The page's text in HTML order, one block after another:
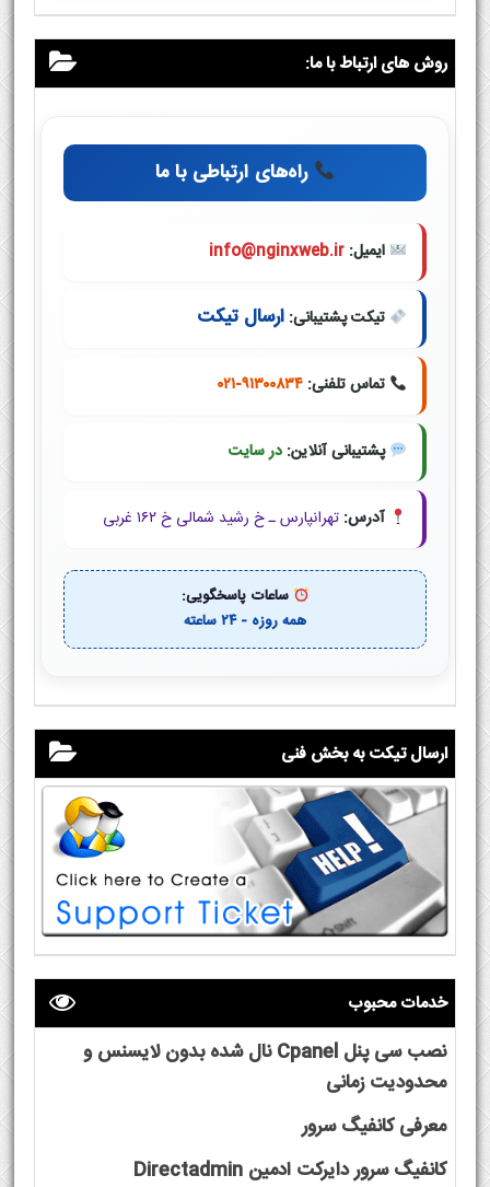
روش های ارتباط با ما:
راه‌های ارتباطی با ما
ایمیل: info@nginxweb.ir
تیکت پشتیبانی: ارسال تیکت
تماس تلفنی: ۰۲۱-۹۱۳۰۰۸۳۴
پشتیبانی آنلاین: در سایت
آدرس: تهرانپارس ـ خ رشید شمالی خ ۱۶۲ غربی
ساعات پاسخگویی:
همه روزه - ۲۴ ساعته
ارسال تیکت به بخش فنی
خدمات محبوب
نصب سی پنل Cpanel نال شده بدون لایسنس و
محدودیت زمانی
معرفی کانفیگ سرور
کانفیگ سرور دایرکت ادمین Directadmin